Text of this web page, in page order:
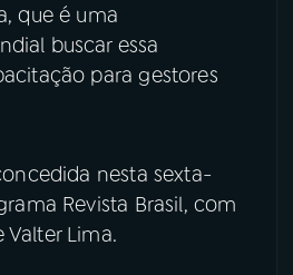
que é uma
buscar essa
para gestores
nesta sexta-
Revista Brasil, com
Lima.